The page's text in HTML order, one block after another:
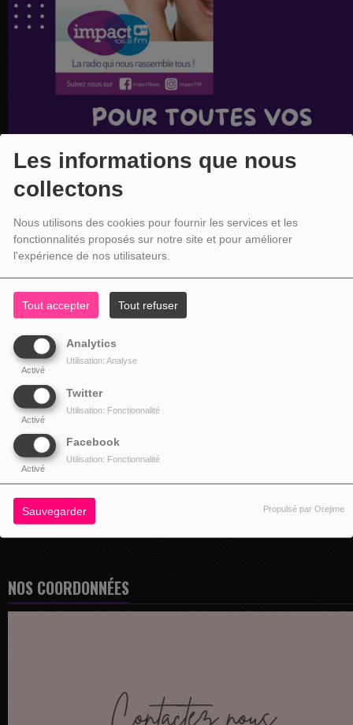
Les informations que nous
collectons
Nous utilisons des cookies pour fournir les services et les
fonctionnalités proposés sur notre site et pour améliorer
l'expérience de nos utilisateurs.
Tout accepter Tout refuser
Analytics
Activé
Utilisation: Analyse
Twitter
Activé
Utilisation: Fonctionnalité
Facebook
Activé
Utilisation: Fonctionnalité
Sauvegarder Propulsé par Orejime
NOS COORDONNÉES